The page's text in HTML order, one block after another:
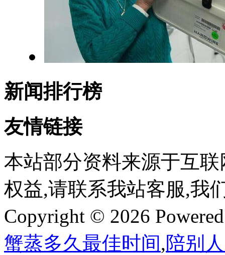
新闻排行榜
友情链接
本站部分资料来源于互
权益,请联系我站客服,我
Copyright © 2026
蟹蒸多久最佳时间,陪别